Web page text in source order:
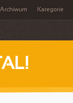
Archiwum Kategorie